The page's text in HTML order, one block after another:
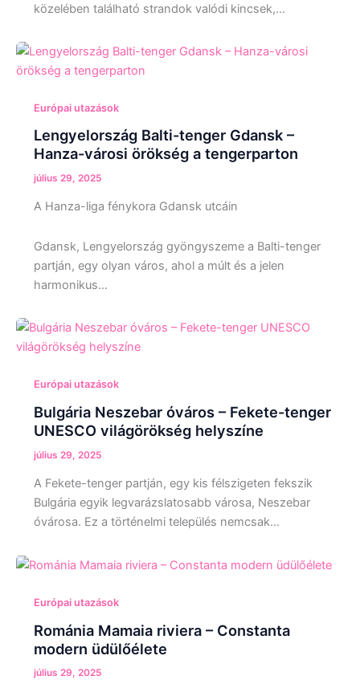
közelében található strandok valódi kincsek,…
Európai utazások
Lengyelország Balti-tenger Gdansk –
Hanza-városi örökség a tengerparton
július 29, 2025
A Hanza-liga fénykora Gdansk utcáin
Gdansk, Lengyelország gyöngyszeme a Balti-tenger
partján, egy olyan város, ahol a múlt és a jelen
harmonikus…
Európai utazások
Bulgária Neszebar óváros – Fekete-tenger
UNESCO világörökség helyszíne
július 29, 2025
A Fekete-tenger partján, egy kis félszigeten fekszik
Bulgária egyik legvarázslatosabb városa, Neszebar
óvárosa. Ez a történelmi település nemcsak…
Európai utazások
Románia Mamaia riviera – Constanta
modern üdülőélete
július 29, 2025